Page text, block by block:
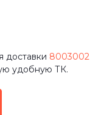
доставки 8003002
удобную ТК.